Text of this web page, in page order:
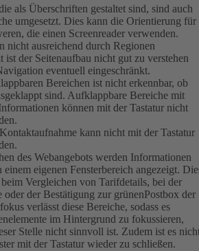
als Überschriften gestaltet sind, sind auch
umgesetzt. Dies kann die Orientierung für
die einen Screenreader verwenden.
nicht ausreichend durch Regionen
ist der Seitenaufbau nicht gut zu verstehen
eventuell eingeschränkt.
Bereichen ist nicht erkennbar, ob
sind. Aufklappbare Bereiche mit
können mit der Tastatur nicht
kann nicht mit der Tastatur
des Webangebots werden Informationen
eigenen Fensterbereich angezeigt.
Vergleichen von Tarifdetails, bei der
oder der Bestätigung zur grünenPostbox der
verlässt diese Bereiche, sodass es
im Hintergrund zu fokussieren,
Stelle nicht sinnvoll ist. Zudem ist es
mit der Tastatur wieder zu schließen.